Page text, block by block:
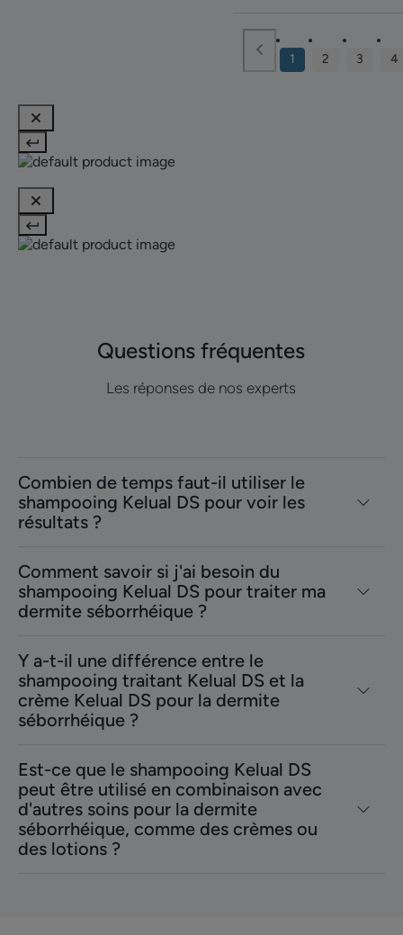
1 2 3 4
Questions fréquentes
Les réponses de nos experts
Combien de temps faut-il utiliser le
shampooing Kelual DS pour voir les
résultats ?
Comment savoir si j'ai besoin du
shampooing Kelual DS pour traiter ma
dermite séborrhéique ?
Y a-t-il une différence entre le
shampooing traitant Kelual DS et la
crème Kelual DS pour la dermite
séborrhéique ?
Est-ce que le shampooing Kelual DS
peut être utilisé en combinaison avec
d'autres soins pour la dermite
séborrhéique, comme des crèmes ou
des lotions ?